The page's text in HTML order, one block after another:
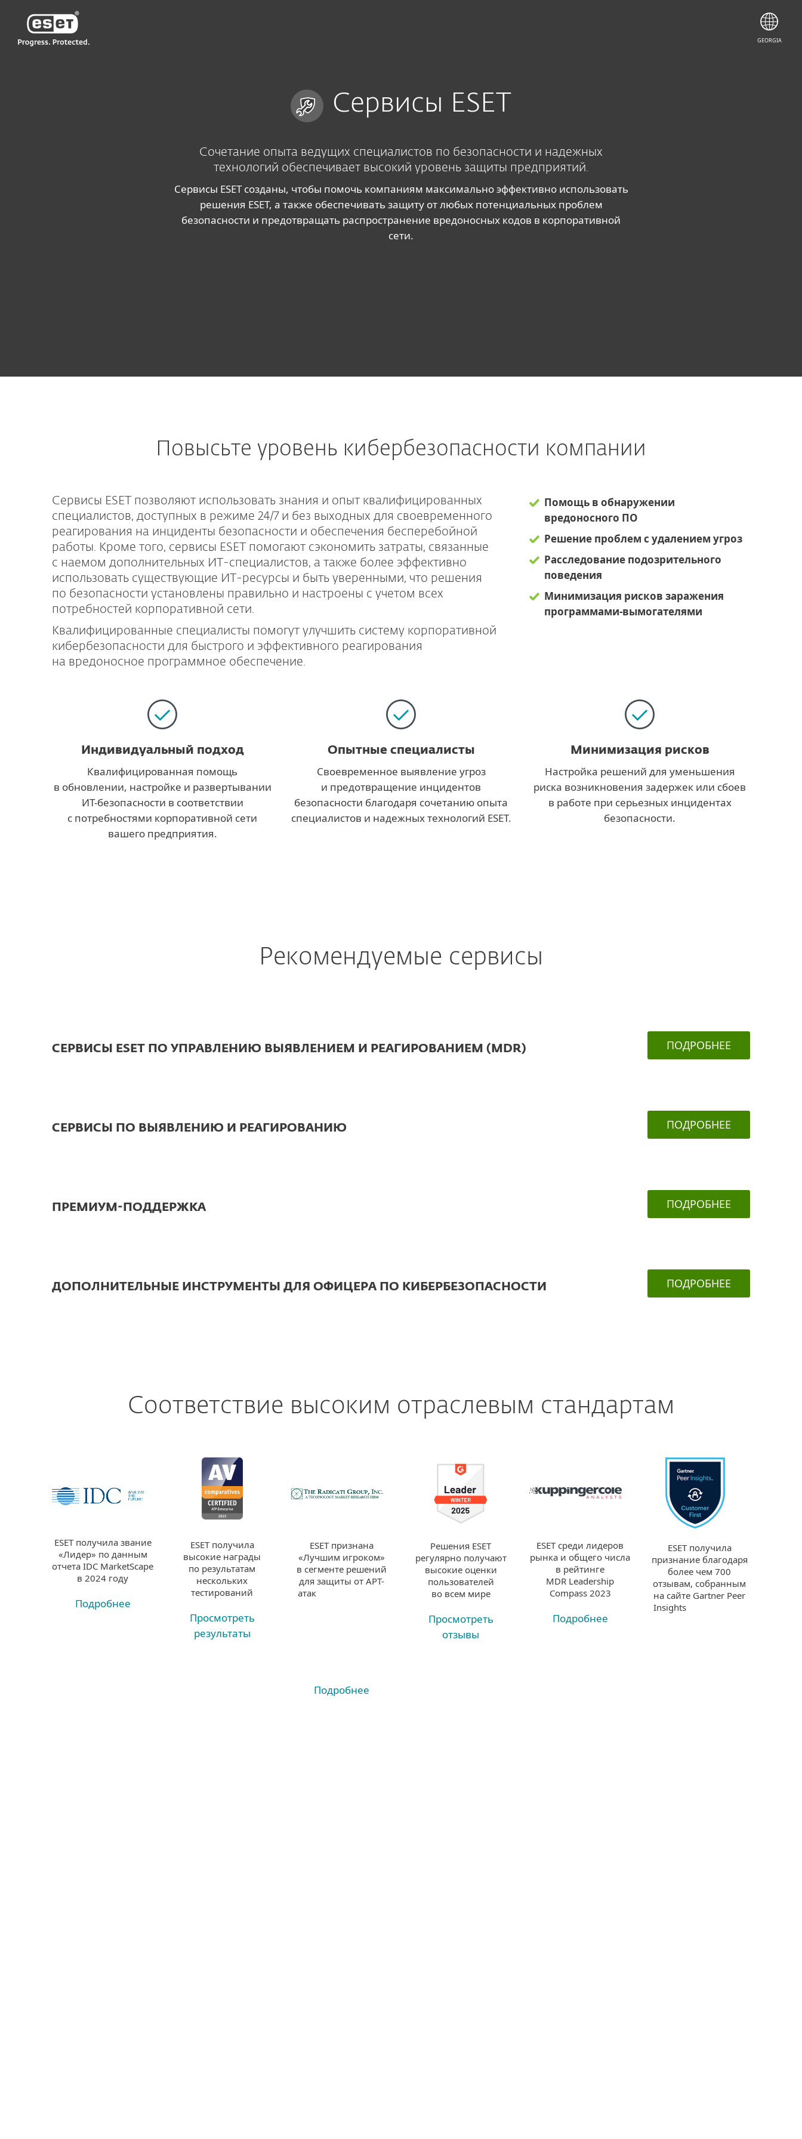
Сервисы ESET
Сочетание опыта ведущих специалистов по безопасности и надежных
технологий обеспечивает высокий уровень защиты предприятий.
Сервисы ESET созданы, чтобы помочь компаниям максимально эффективно использовать
решения ESET, а также обеспечивать защиту от любых потенциальных проблем
безопасности и предотвращать распространение вредоносных кодов в корпоративной
сети.
Повысьте уровень кибербезопасности компании
Сервисы ESET позволяют использовать знания и опыт квалифицированных
специалистов, доступных в режиме 24/7 и без выходных для своевременного
реагирования на инциденты безопасности и обеспечения бесперебойной
работы. Кроме того, сервисы ESET помогают сэкономить затраты, связанные
с наемом дополнительных ИТ-специалистов, а также более эффективно
использовать существующие ИТ-ресурсы и быть уверенными, что решения
по безопасности установлены правильно и настроены с учетом всех
потребностей корпоративной сети.
Квалифицированные специалисты помогут улучшить систему корпоративной
кибербезопасности для быстрого и эффективного реагирования
на вредоносное программное обеспечение.
Помощь в обнаружении
вредоносного ПО
Решение проблем с удалением угроз
Расследование подозрительного
поведения
Минимизация рисков заражения
программами-вымогателями
Индивидуальный подход
Квалифицированная помощь
в обновлении, настройке и развертывании
ИT-безопасности в соответствии
с потребностями корпоративной сети
вашего предприятия.
Опытные специалисты
Своевременное выявление угроз
и предотвращение инцидентов
безопасности благодаря сочетанию опыта
специалистов и надежных технологий ESET.
Минимизация рисков
Настройка решений для уменьшения
риска возникновения задержек или сбоев
в работе при серьезных инцидентах
безопасности.
Рекомендуемые сервисы
СЕРВИСЫ ESET ПО УПРАВЛЕНИЮ ВЫЯВЛЕНИЕМ И РЕАГИРОВАНИЕМ (MDR) ПОДРОБНЕЕ
СЕРВИСЫ ПО ВЫЯВЛЕНИЮ И РЕАГИРОВАНИЮ ПОДРОБНЕЕ
ПРЕМИУМ-ПОДДЕРЖКА ПОДРОБНЕЕ
ДОПОЛНИТЕЛЬНЫЕ ИНСТРУМЕНТЫ ДЛЯ ОФИЦЕРА ПО КИБЕРБЕЗОПАСНОСТИ ПОДРОБНЕЕ
Соответствие высоким отраслевым стандартам
ESET получила звание
«Лидер» по данным
отчета IDC MarketScape
в 2024 году
Подробнее
ESET получила
высокие награды
по результатам
нескольких
тестирований
Просмотреть
результаты
ESET признана
«Лучшим игроком»
в сегменте решений
для защиты от APT-
атак
Подробнее
Решения ESET
регулярно получают
высокие оценки
пользователей
во всем мире
Просмотреть
отзывы
ESET среди лидеров
рынка и общего числа
в рейтинге
MDR Leadership
Compass 2023
Подробнее
ESET получила
признание благодаря
более чем 700
отзывам, собранным
на сайте Gartner Peer
Insights
GE GE-RU2Сервисы для бизнеса
ESET
GEORGIA